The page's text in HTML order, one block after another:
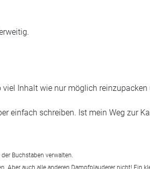
viel Inhalt wie nur möglich
einfach schreiben. Ist mein Weg zur
Buchstaben verwalten.
auch alle anderen Dampfplauderer nicht! Ein